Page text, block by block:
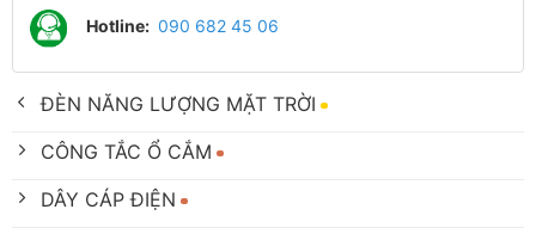
Hotline: 090 682 45 06
ĐÈN NĂNG LƯỢNG MẶT TRỜI
CÔNG TẮC Ổ CẮM
DÂY CÁP ĐIỆN